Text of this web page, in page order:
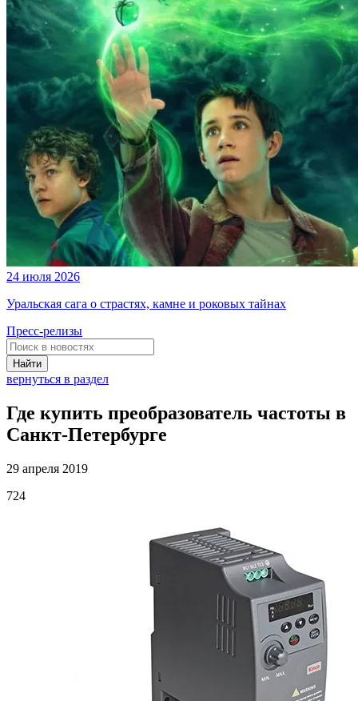
24 июля 2026
Уральская сага о страстях, камне и роковых тайнах
Пресс-релизы
Найти
вернуться в раздел
Где купить преобразователь частоты в
Санкт-Петербурге
29 апреля 2019
724